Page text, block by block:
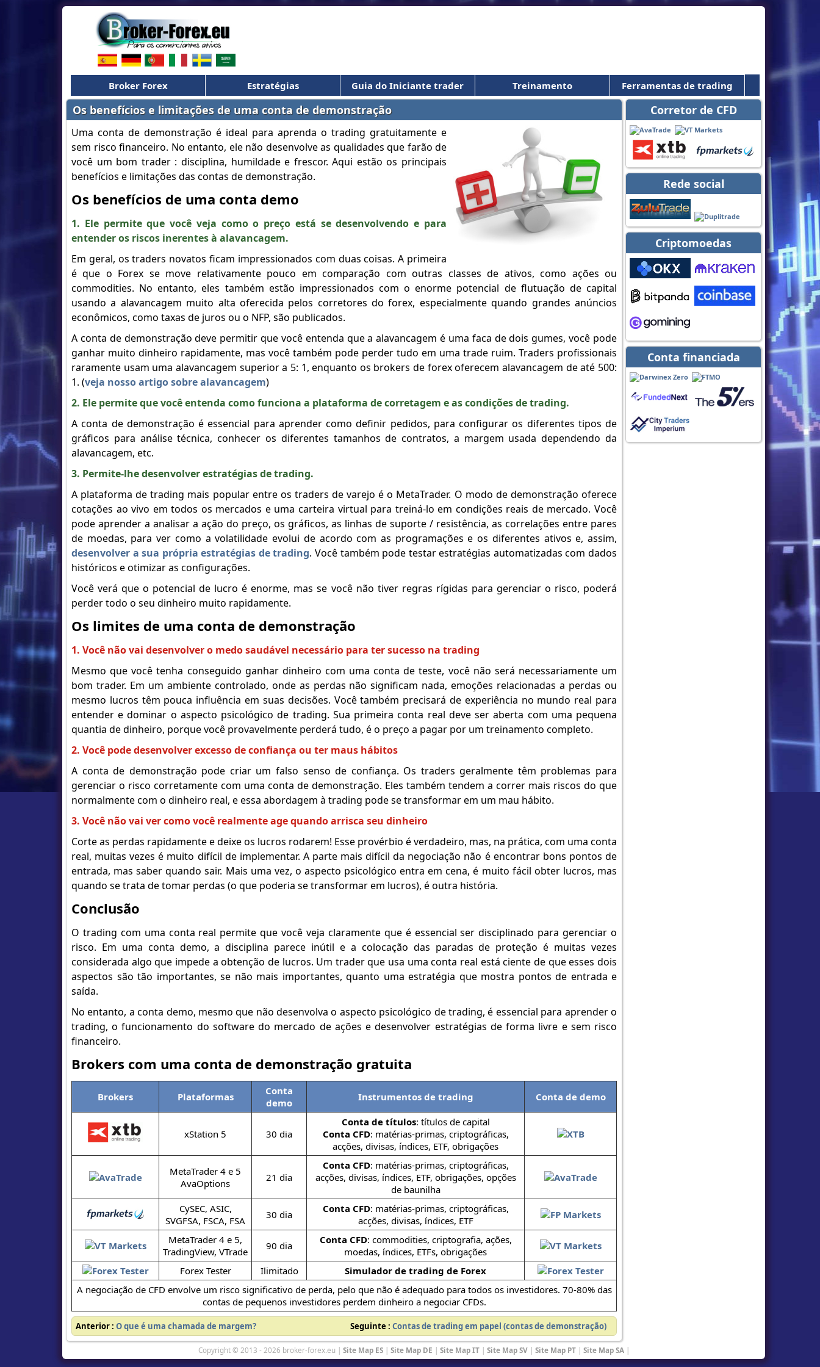
Broker Forex Estratégias Guia do Iniciante trader Treinamento Ferramentas de trading
Corretor de CFD
Rede social
Criptomoedas
Conta financiada
Os benefícios e limitações de uma conta de demonstração
Uma conta de demonstração é ideal para aprenda o trading gratuitamente e
sem risco financeiro. No entanto, ele não desenvolve as qualidades que farão de
você um bom trader : disciplina, humildade e frescor. Aqui estão os principais
benefícios e limitações das contas de demonstração.
Os benefícios de uma conta demo
1. Ele permite que você veja como o preço está se desenvolvendo e para
entender os riscos inerentes à alavancagem.
Em geral, os traders novatos ficam impressionados com duas coisas. A primeira
é que o Forex se move relativamente pouco em comparação com outras classes de ativos, como ações ou
commodities. No entanto, eles também estão impressionados com o enorme potencial de flutuação de capital
usando a alavancagem muito alta oferecida pelos corretores do forex, especialmente quando grandes anúncios
econômicos, como taxas de juros ou o NFP, são publicados.
A conta de demonstração deve permitir que você entenda que a alavancagem é uma faca de dois gumes, você pode
ganhar muito dinheiro rapidamente, mas você também pode perder tudo em uma trade ruim. Traders profissionais
raramente usam uma alavancagem superior a 5: 1, enquanto os brokers de forex oferecem alavancagem de até 500:
1. (veja nosso artigo sobre alavancagem)
2. Ele permite que você entenda como funciona a plataforma de corretagem e as condições de trading.
A conta de demonstração é essencial para aprender como definir pedidos, para configurar os diferentes tipos de
gráficos para análise técnica, conhecer os diferentes tamanhos de contratos, a margem usada dependendo da
alavancagem, etc.
3. Permite-lhe desenvolver estratégias de trading.
A plataforma de trading mais popular entre os traders de varejo é o MetaTrader. O modo de demonstração oferece
cotações ao vivo em todos os mercados e uma carteira virtual para treiná-lo em condições reais de mercado. Você
pode aprender a analisar a ação do preço, os gráficos, as linhas de suporte / resistência, as correlações entre pares
de moedas, para ver como a volatilidade evolui de acordo com as programações e os diferentes ativos e, assim,
desenvolver a sua própria estratégias de trading. Você também pode testar estratégias automatizadas com dados
históricos e otimizar as configurações.
Você verá que o potencial de lucro é enorme, mas se você não tiver regras rígidas para gerenciar o risco, poderá
perder todo o seu dinheiro muito rapidamente.
Os limites de uma conta de demonstração
1. Você não vai desenvolver o medo saudável necessário para ter sucesso na trading
Mesmo que você tenha conseguido ganhar dinheiro com uma conta de teste, você não será necessariamente um
bom trader. Em um ambiente controlado, onde as perdas não significam nada, emoções relacionadas a perdas ou
mesmo lucros têm pouca influência em suas decisões. Você também precisará de experiência no mundo real para
entender e dominar o aspecto psicológico de trading. Sua primeira conta real deve ser aberta com uma pequena
quantia de dinheiro, porque você provavelmente perderá tudo, é o preço a pagar por um treinamento completo.
2. Você pode desenvolver excesso de confiança ou ter maus hábitos
A conta de demonstração pode criar um falso senso de confiança. Os traders geralmente têm problemas para
gerenciar o risco corretamente com uma conta de demonstração. Eles também tendem a correr mais riscos do que
normalmente com o dinheiro real, e essa abordagem à trading pode se transformar em um mau hábito.
3. Você não vai ver como você realmente age quando arrisca seu dinheiro
Corte as perdas rapidamente e deixe os lucros rodarem! Esse provérbio é verdadeiro, mas, na prática, com uma conta
real, muitas vezes é muito difícil de implementar. A parte mais difícil da negociação não é encontrar bons pontos de
entrada, mas saber quando sair. Mais uma vez, o aspecto psicológico entra em cena, é muito fácil obter lucros, mas
quando se trata de tomar perdas (o que poderia se transformar em lucros), é outra história.
Conclusão
O trading com uma conta real permite que você veja claramente que é essencial ser disciplinado para gerenciar o
risco. Em uma conta demo, a disciplina parece inútil e a colocação das paradas de proteção é muitas vezes
considerada algo que impede a obtenção de lucros. Um trader que usa uma conta real está ciente de que esses dois
aspectos são tão importantes, se não mais importantes, quanto uma estratégia que mostra pontos de entrada e
saída.
No entanto, a conta demo, mesmo que não desenvolva o aspecto psicológico de trading, é essencial para aprender o
trading, o funcionamento do software do mercado de ações e desenvolver estratégias de forma livre e sem risco
financeiro.
Brokers com uma conta de demonstração gratuita
Brokers Plataformas
Conta
demo
Instrumentos de trading Conta de demo
xStation 5 30 dia
Conta de títulos: títulos de capital
Conta CFD: matérias-primas, criptográficas,
acções, divisas, índices, ETF, obrigações
MetaTrader 4 e 5
AvaOptions
21 dia
Conta CFD: matérias-primas, criptográficas,
acções, divisas, índices, ETF, obrigações, opções
de baunilha
CySEC, ASIC,
SVGFSA, FSCA, FSA
30 dia Conta CFD: matérias-primas, criptográficas,
acções, divisas, índices, ETF
MetaTrader 4 e 5,
TradingView, VTrade
90 dia Conta CFD: commodities, criptografia, ações,
moedas, índices, ETFs, obrigações
Forex Tester
Ilimitado
Simulador de trading de Forex
A negociação de CFD envolve um risco significativo de perda, pelo que não é adequado para todos os investidores. 70-80% das
contas de pequenos investidores perdem dinheiro a negociar CFDs.
Anterior : O que é uma chamada de margem? Seguinte : Contas de trading em papel (contas de demonstração)
Copyright © 2013 - 2026 broker-forex.eu | Site Map ES| Site Map DE | Site Map IT| Site Map SV| Site Map PT| Site Map SA|